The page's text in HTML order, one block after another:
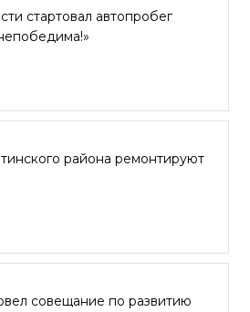
стартовал автопробег
района ремонтируют
совещание по развитию